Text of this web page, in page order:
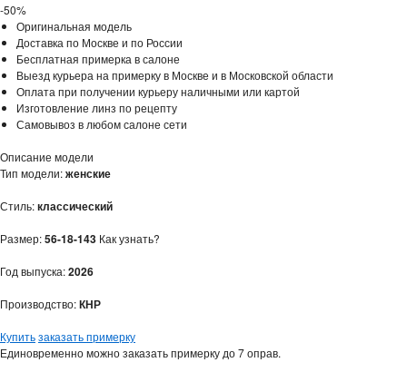
-50%
Оригинальная модель
Доставка по Москве и по России
Бесплатная примерка в салоне
Выезд курьера на примерку в Москве и в Московской области
Оплата при получении курьеру наличными или картой
Изготовление линз по рецепту
Самовывоз в любом салоне сети
Описание модели
Тип модели:женские
Стиль:классический
Размер:56-18-143 Как узнать?
Год выпуска:2026
Производство:КНР
Купитьзаказать примерку
Единовременно можно заказать примерку до 7 оправ.